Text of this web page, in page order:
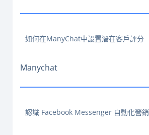
如何在ManyChat中設置潛在客戶評分
Manychat
認識 Facebook Messenger 自動化營銷